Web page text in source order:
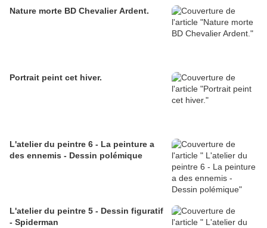
Nature morte BD Chevalier Ardent.
Portrait peint cet hiver.
L'atelier du peintre 6 - La peinture a
des ennemis - Dessin polémique
L'atelier du peintre 5 - Dessin figuratif
- Spiderman